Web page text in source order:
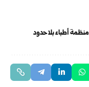
منظمة أطباء بلا حدود